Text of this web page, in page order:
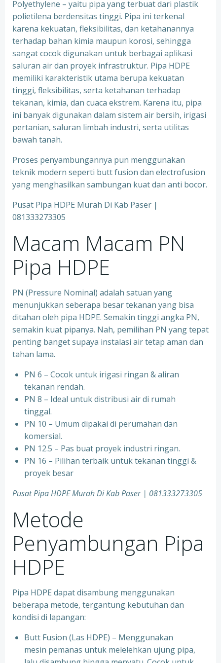
Polyethylene – yaitu pipa yang terbuat dari plastik
polietilena berdensitas tinggi. Pipa ini terkenal
karena kekuatan, fleksibilitas, dan ketahanannya
terhadap bahan kimia maupun korosi, sehingga
sangat cocok digunakan untuk berbagai aplikasi
saluran air dan proyek infrastruktur. Pipa HDPE
memiliki karakteristik utama berupa kekuatan
tinggi, fleksibilitas, serta ketahanan terhadap
tekanan, kimia, dan cuaca ekstrem. Karena itu, pipa
ini banyak digunakan dalam sistem air bersih, irigasi
pertanian, saluran limbah industri, serta utilitas
bawah tanah.
Proses penyambungannya pun menggunakan
teknik modern seperti butt fusion dan electrofusion
yang menghasilkan sambungan kuat dan anti bocor.
Pusat Pipa HDPE Murah Di Kab Paser |
081333273305
Macam Macam PN
Pipa HDPE
PN (Pressure Nominal) adalah satuan yang
menunjukkan seberapa besar tekanan yang bisa
ditahan oleh pipa HDPE. Semakin tinggi angka PN,
semakin kuat pipanya. Nah, pemilihan PN yang tepat
penting banget supaya instalasi air tetap aman dan
tahan lama.
PN 6 – Cocok untuk irigasi ringan & aliran
tekanan rendah.
PN 8 – Ideal untuk distribusi air di rumah
tinggal.
PN 10 – Umum dipakai di perumahan dan
komersial.
PN 12.5 – Pas buat proyek industri ringan.
PN 16 – Pilihan terbaik untuk tekanan tinggi &
proyek besar
Pusat Pipa HDPE Murah Di Kab Paser | 081333273305
Metode
Penyambungan Pipa
HDPE
Pipa HDPE dapat disambung menggunakan
beberapa metode, tergantung kebutuhan dan
kondisi di lapangan:
Butt Fusion (Las HDPE) – Menggunakan
mesin pemanas untuk melelehkan ujung pipa,